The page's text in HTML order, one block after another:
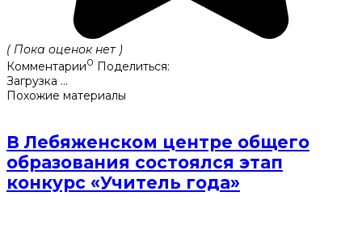
( Пока оценок нет )
Комментарии0 Поделиться:
Загрузка ...
Похожие материалы
В Лебяженском центре общего
образования состоялся этап
конкурс «Учитель года»